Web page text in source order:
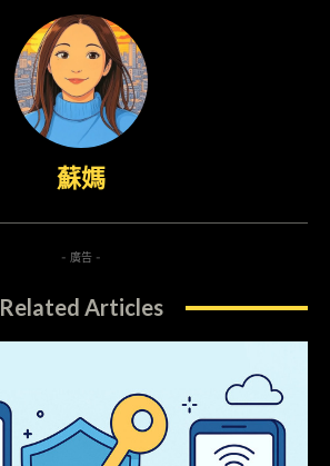
蘇媽
- 廣告 -
Related Articles